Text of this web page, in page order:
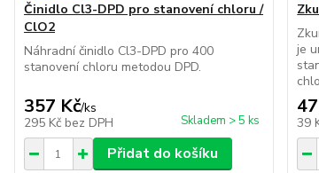
Činidlo Cl3-DPD pro stanovení chloru /
ClO2
Náhradní činidlo Cl3-DPD pro 400
stanovení chloru metodou DPD.
357 Kč/ks
295 Kč bez DPH Skladem > 5 ks
Přidat do košíku
je
39